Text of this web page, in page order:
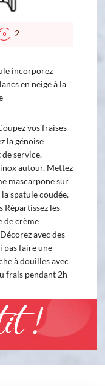
2
incorporez
en neige à la
vos fraises
la génoise
service.
autour. Mettez
mascarpone sur
la spatule coudée.
Répartissez les
de crème
avec des
pas faire une
à douilles avec
frais pendant 2h
!